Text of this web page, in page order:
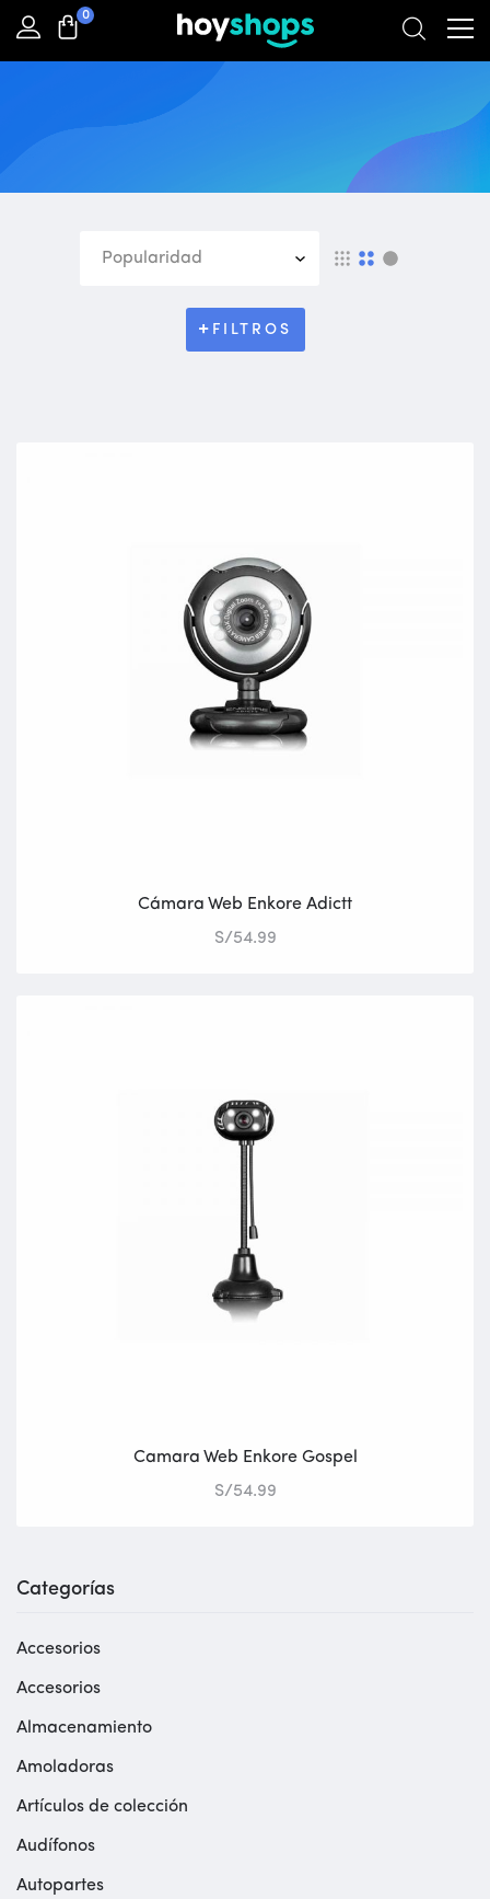
0
Home
FILTROS
Cámara Web Enkore Adictt
S/54.99
Camara Web Enkore Gospel
S/54.99
Categorías
Accesorios
Accesorios
Almacenamiento
Amoladoras
Artículos de colección
Audífonos
Autopartes